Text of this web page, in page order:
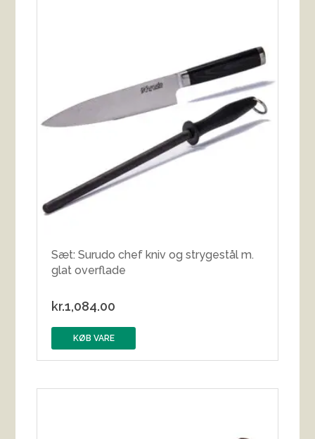
Sæt: Surudo chef kniv og strygestål m.
glat overflade
kr.1,084.00
KØB VARE